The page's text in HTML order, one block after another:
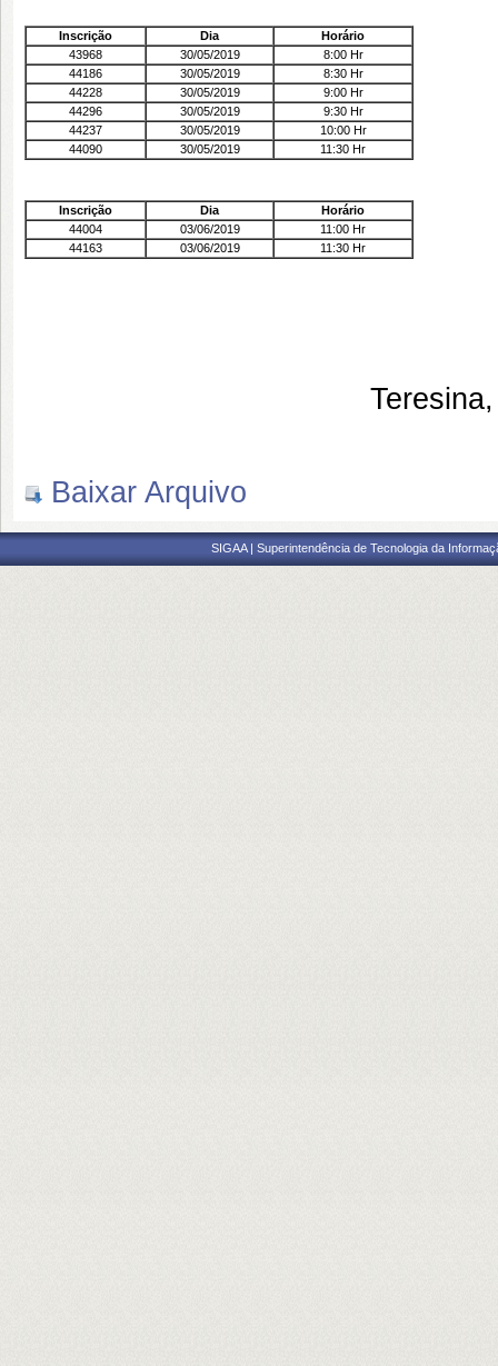
Inscrição Dia
Horário
43968
30/05/2019
8:00 Hr
44186
30/05/2019
8:30 Hr
44228
30/05/2019
9:00 Hr
44296
30/05/2019
9:30 Hr
44237
30/05/2019
10:00 Hr
44090
30/05/2019 11:30 Hr
Inscrição Dia
Horário
44004
03/06/2019
11:00 Hr
44163
03/06/2019 11:30 Hr
Baixar Arquivo
SIGAA | Superintendência de Tecnologia da